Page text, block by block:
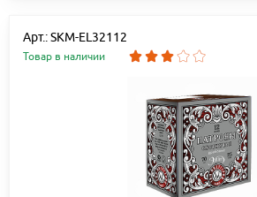
Арт.: SKM-EL32112
Товар в наличии